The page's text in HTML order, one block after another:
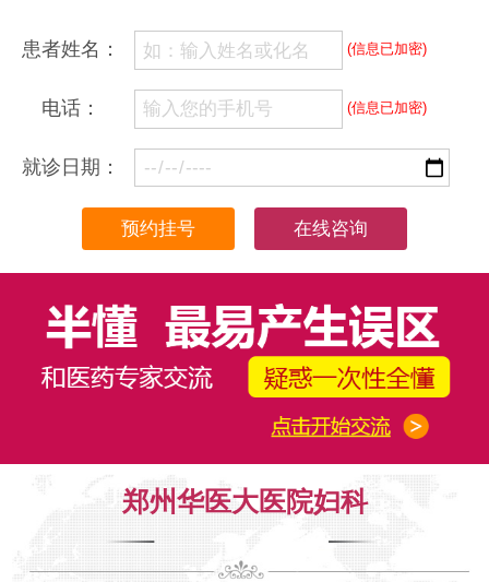
患者姓名： (信息已加密)
电话： (信息已加密)
就诊日期：
在线咨询
郑州华医大医院妇科